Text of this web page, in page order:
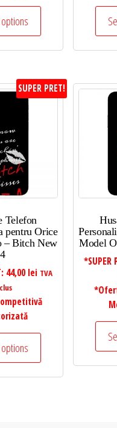
SUPER PRET!
Telefon
pentru Orice
– Bitch New
4
44,00 lei TVA
Model
*SUPER